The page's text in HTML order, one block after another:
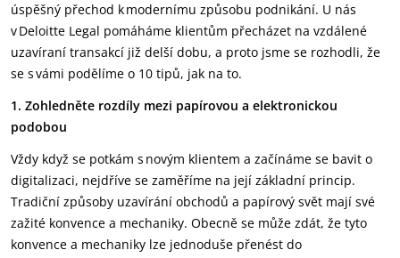
úspěšný přechod k modernímu způsobu podnikání. U nás
v Deloitte Legal pomáháme klientům přecházet na vzdálené
uzavíraní transakcí již delší dobu, a proto jsme se rozhodli, že
se s vámi podělíme o 10 tipů, jak na to.
1. Zohledněte rozdíly mezi papírovou a elektronickou
podobou
Vždy když se potkám s novým klientem a začínáme se bavit o
digitalizaci, nejdříve se zaměříme na její základní princip.
Tradiční způsoby uzavírání obchodů a papírový svět mají své
zažité konvence a mechaniky. Obecně se může zdát, že tyto
konvence a mechaniky lze jednoduše přenést do